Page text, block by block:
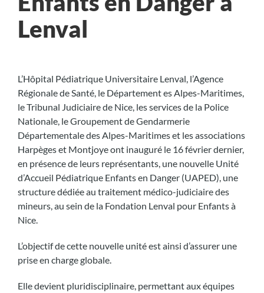
Lenval
L’Hôpital Pédiatrique Universitaire Lenval, l’Agence
Régionale de Santé, le Département es Alpes-Maritimes,
le Tribunal Judiciaire de Nice, les services de la Police
Nationale, le Groupement de Gendarmerie
Départementale des Alpes-Maritimes et les associations
Harpèges et Montjoye ont inauguré le 16 février dernier,
en présence de leurs représentants, une nouvelle Unité
d’Accueil Pédiatrique Enfants en Danger (UAPED), une
structure dédiée au traitement médico-judiciaire des
mineurs, au sein de la Fondation Lenval pour Enfants à
Nice.
L’objectif de cette nouvelle unité est ainsi d’assurer une
prise en charge globale.
Elle devient pluridisciplinaire, permettant aux équipes